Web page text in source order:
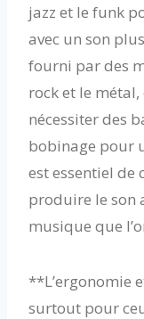
jazz et le funk
avec un son
fourni par des
rock et le
nécessiter des
bobinage pour
est essentiel de
produire le son
musique que
**L’ergonomie
surtout pour